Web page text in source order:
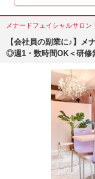
メナードフェイシャルサロン
【会社員の副業に♪】メ
◎週1・数時間OK＜研修